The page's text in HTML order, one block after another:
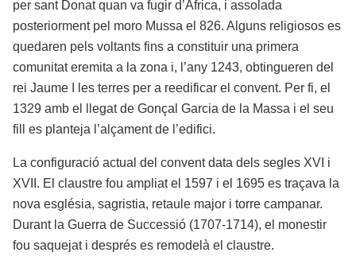
per sant Donat quan va fugir d’Àfrica, i assolada
posteriorment pel moro Mussa el 826. Alguns religiosos es
quedaren pels voltants fins a constituir una primera
comunitat eremita a la zona i, l’any 1243, obtingueren del
rei Jaume I les terres per a reedificar el convent. Per fi, el
1329 amb el llegat de Gonçal Garcia de la Massa i el seu
fill es planteja l’alçament de l’edifici.
La configuració actual del convent data dels segles XVI i
XVII. El claustre fou ampliat el 1597 i el 1695 es traçava la
nova església, sagristia, retaule major i torre campanar.
Durant la Guerra de Successió (1707-1714), el monestir
fou saquejat i després es remodelà el claustre.